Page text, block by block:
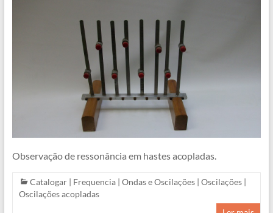
Observação de ressonância em hastes acopladas.
Catalogar| Frequencia| Ondas e Oscilações| Oscilações|
Oscilações acopladas